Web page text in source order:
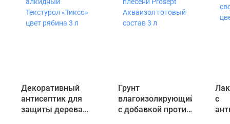
Декоративный
антисептик для
защиты дерева
Грунт
влагоизолирующий
с добавкой против
с